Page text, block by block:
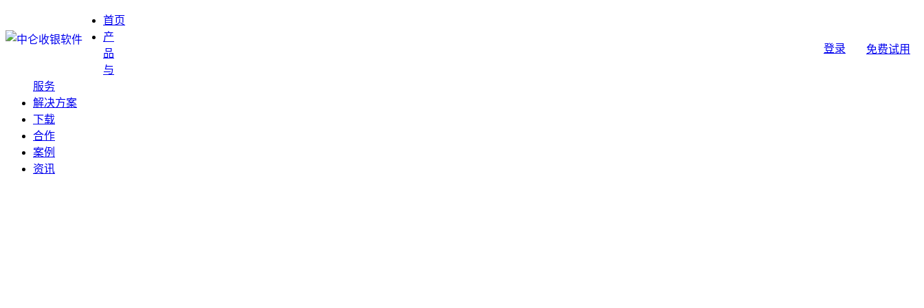
首页
产
品
与
服务
解决方案
下载
合作
案例
资讯
登录 免费试用